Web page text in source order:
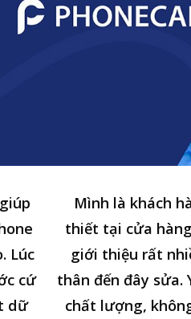
Lúc
cứ
dữ
Mình là khách
thiết tại cửa
giới thiệu rất
thân đến đây sửa.
chất lượng,